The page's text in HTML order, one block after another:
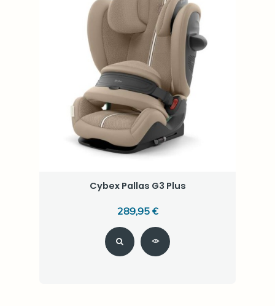
Cybex Pallas G3 Plus
289,95 €